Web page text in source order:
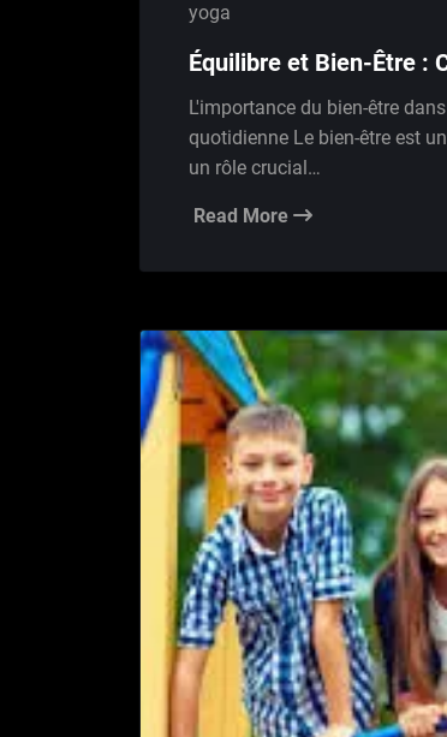
yoga
Équilibre et Bien-Être :
L'importance du bien-être
quotidienne Le bien-être est
un rôle crucial…
Read More